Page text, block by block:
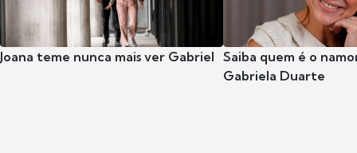
Joana teme nunca mais ver Gabriel Saiba quem é o
Gabriela Duarte